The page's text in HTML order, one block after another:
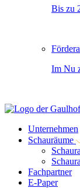
Bis zu
Im Nu
Unternehmen
Schauräume
Fachpartner
E-Paper